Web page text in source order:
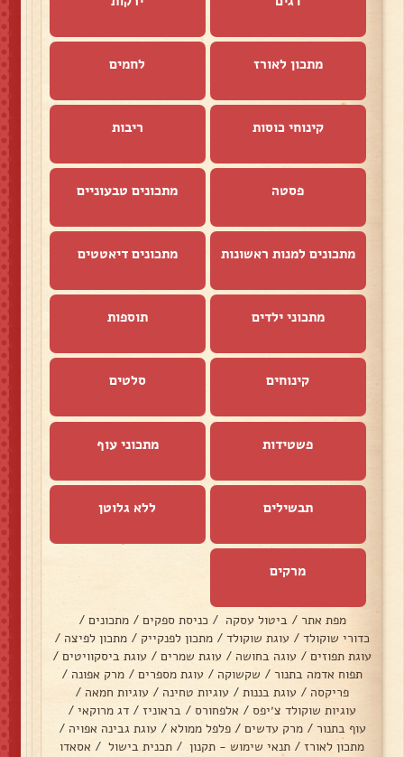
מתכון לאורז לחמים
קינוחי כוסות ריבות
פסטה מתכונים טבעוניים
מתכונים למנות ראשונות מתכונים דיאטטים
מתכוני ילדים תוספות
קינוחים סלטים
פשטידות מתכוני עוף
תבשילים ללא גלוטן
מרקים
מפת אתר / ביטול עסקה / כניסת ספקים / מתכונים /
כדורי שוקולד / עוגת שוקולד / מתכון לפנקייק / מתכון לפיצה /
עוגת תפוזים / עוגה בחושה / עוגת שמרים / עוגת ביסקוויטים /
תפוח אדמה בתנור / שקשוקה / עוגת מספרים / מרק אפונה /
פריקסה / עוגת בננות / עוגיות טחינה / עוגיות חמאה /
עוגיות שוקולד צ׳יפס / אלפחורס / בראוניז / דג מרוקאי /
עוף בתנור / מרק עדשים / פלפל ממולא / עוגת גבינה אפויה /
מתכון לאורז / תנאי שימוש - תקנון / תכנית בישול / אסאדו